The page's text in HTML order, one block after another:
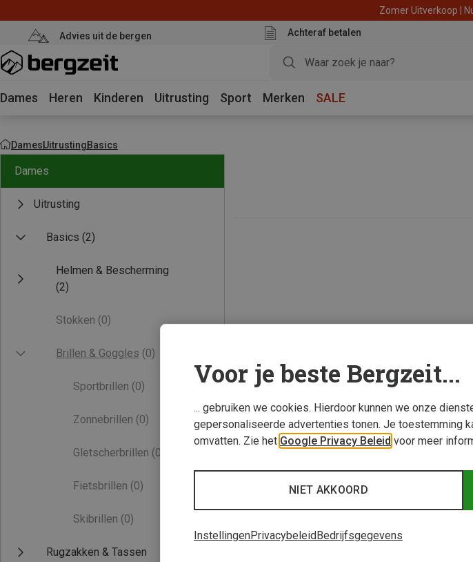
Zomer Uitverkoop |
Advies uit de bergen Achteraf betalen
Dames Heren Kinderen Uitrusting Sport Merken SALE
DamesUitrustingBasics
Dames
Uitrusting
Basics (2)
Helmen & Bescherming
(2)
Stokken (0)
Brillen & Goggles (0)
Sportbrillen (0)
Zonnebrillen (0)
Gletscherbrillen (0)
Fietsbrillen (0)
Skibrillen (0)
Rugzakken & Tassen
Voor je beste Bergzeit...
... gebruiken we cookies. Hierdoor kunnen we onze
gepersonaliseerde advertenties tonen. Je toestemming
omvatten. Zie het Google Privacy Beleid voor meer
NIET AKKOORD
InstellingenPrivacybeleidBedrijfsgegevens